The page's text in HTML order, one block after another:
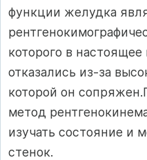
функции желудка
которого в
отказались из-за
которой он
метод
изучать состояние и
стенок.